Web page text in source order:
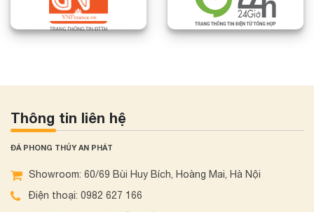
tài lộc. Đây có thể được xem như một nguồn cung cấp
năng lượng tích cực, hỗ trợ cho việc phát triển kinh doanh,
dung các vị thần linh, các vị Phật, mang theo năng lượng
nhà có thể góp phần tạo ra một môi trường yên bình, hòa
thuận và hạnh phúc cho gia đình.
lãnh đạo, chức vụ quyền lực, việc sử dụng tượng đá phong
thủy có thể giúp tăng cường sự minh mẫn, đề phòng trước
Thông tin liên hệ
ĐÁ PHONG THỦY AN PHÁT
Showroom: 60/69 Bùi Huy Bích, Hoàng Mai, Hà Nội
Điện thoại: 0982 627 166